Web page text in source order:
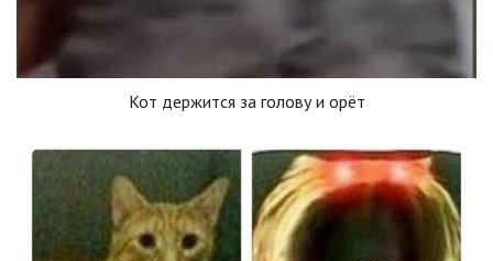
Кот держится за голову и орёт